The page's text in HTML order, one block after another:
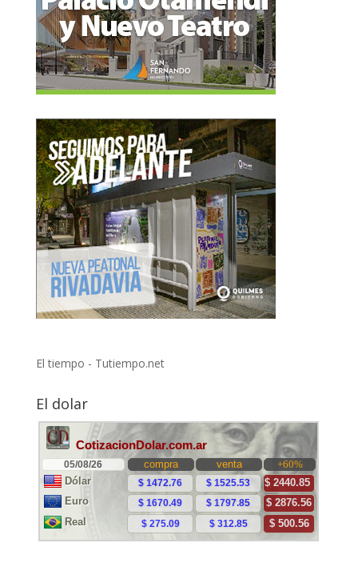
El tiempo - Tutiempo.net
El dolar